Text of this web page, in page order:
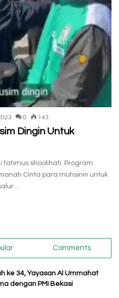
0 143
Dingin Untuk
tatimus shoolihati. Program
Cinta para muhsinin untuk
Comments
ke 34, Yayasan Al Ummahat
dengan PMI Bekasi